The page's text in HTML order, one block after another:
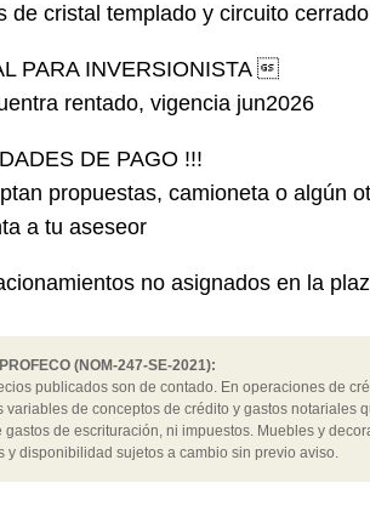
de cristal templado y circuito
PARA INVERSIONISTA
rentado, vigencia jun2026
DE PAGO !!!
propuestas, camioneta o algún
a tu aseseor
no asignados en la
(NOM-247-SE-2021):
publicados son de contado. En operaciones de
variables de conceptos de crédito y gastos notariales
gastos de escrituración, ni impuestos. Muebles y
y disponibilidad sujetos a cambio sin previo aviso.